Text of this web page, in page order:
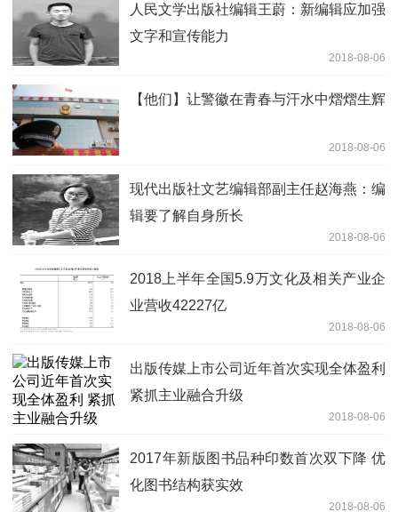
人民文学出版社编辑王蔚：新编辑应加强
文字和宣传能力
2018-08-06
【他们】让警徽在青春与汗水中熠熠生辉
2018-08-06
现代出版社文艺编辑部副主任赵海燕：编
辑要了解自身所长
2018-08-06
2018上半年全国5.9万文化及相关产业企
业营收42227亿
2018-08-06
出版传媒上市公司近年首次实现全体盈利
紧抓主业融合升级
2018-08-06
2017年新版图书品种印数首次双下降 优
化图书结构获实效
2018-08-06